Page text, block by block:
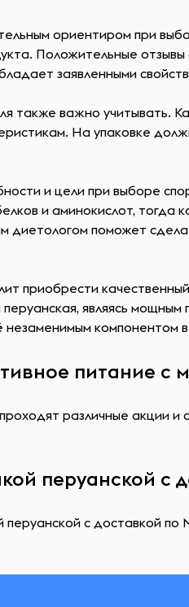
ориентиром при
Положительные
заявленными
также важно учитывать.
На упаковке
и цели при выборе
и аминокислот, тогда
диетологом поможет
приобрести
являясь мощным
компонентом
питание с
различные акции и
перуанской с
с доставкой